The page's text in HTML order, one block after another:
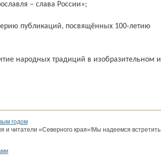
– слава России»;
годом
и читатели «Северного края»!Мы надеемся встретить